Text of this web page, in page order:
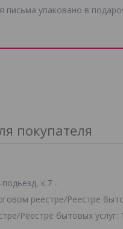
письма упаковано в
покупателя
к.7 -
реестре/Реестре
Реестре бытовых услуг: